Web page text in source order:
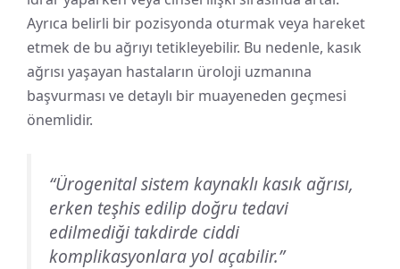
Ayrıca belirli bir pozisyonda oturmak veya hareket
etmek de bu ağrıyı tetikleyebilir. Bu nedenle, kasık
ağrısı yaşayan hastaların üroloji uzmanına
başvurması ve detaylı bir muayeneden geçmesi
önemlidir.
“Ürogenital sistem kaynaklı kasık ağrısı,
erken teşhis edilip doğru tedavi
edilmediği takdirde ciddi
komplikasyonlara yol açabilir.”